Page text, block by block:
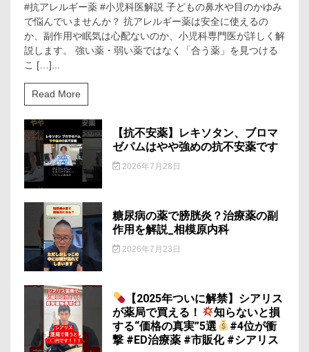
師
解
説】
子
ル
ギ
び
方
｜
気・
飲
み
続
け
#抗アレルギー薬 #小児科医解説 子どもの鼻水や目のかゆみ
で悩んでいませんか？ 抗アレルギー薬は安全に使えるの
か、副作用や眠気は心配ないのか、小児科専門医が詳しく解
説します。 強い薬・弱い薬ではなく「合う薬」を見つける
こ […]...
Read More
【抗不安薬】レキソタン、ブロマ
ゼパムはやや強めの抗不安薬です
2026年7月28日
糖尿病の薬で膀胱炎？治療薬の副
作用を解説_相模原内科
2026年7月23日
【2025年ついに解禁】シアリス
が薬局で買える！
知らないと損
する“価格の真実”5選
#4位が衝
撃 #ED治療薬 #市販化 #シアリス